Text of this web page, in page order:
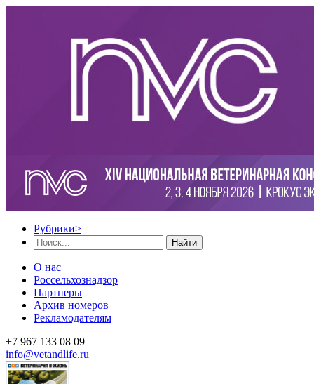
Рубрики>
Найти
О нас
Россельхознадзор
Партнеры
Архив номеров
Рекламодателям
+7 967 133 08 09
info@vetandlife.ru